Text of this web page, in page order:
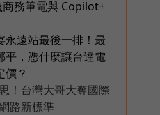
商務筆電與 Copilot+
永遠站最後一排！最
平，憑什麼讓台達電
價？
！台灣大哥大奪國際
路新標準